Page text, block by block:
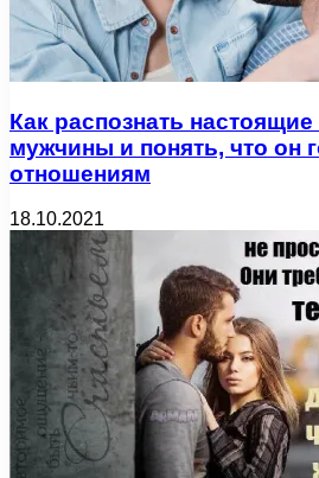
Как распознать
мужчины и понять, что он
отношениям
18.10.2021